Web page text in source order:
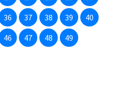
36 37 38 39
40
46 47 48 49